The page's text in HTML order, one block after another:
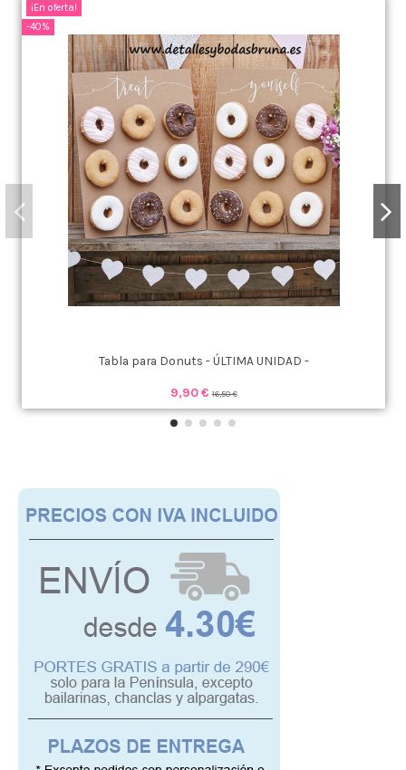
¡En oferta!
-40%
Tabla para Donuts - ÚLTIMA UNIDAD -
9,90 €16,50 €